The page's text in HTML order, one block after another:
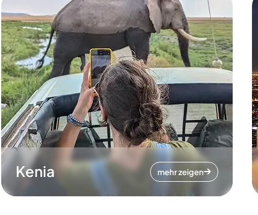
Kenia mehr zeigen